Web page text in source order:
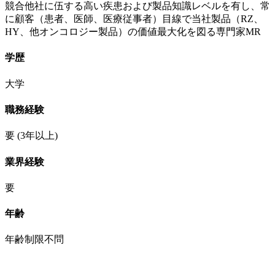
競合他社に伍する高い疾患および製品知識レベルを有し、常
に顧客（患者、医師、医療従事者）目線で当社製品（RZ、
HY、他オンコロジー製品）の価値最大化を図る専門家MR
学歴
大学
職務経験
要 (3年以上)
業界経験
要
年齢
年齢制限不問